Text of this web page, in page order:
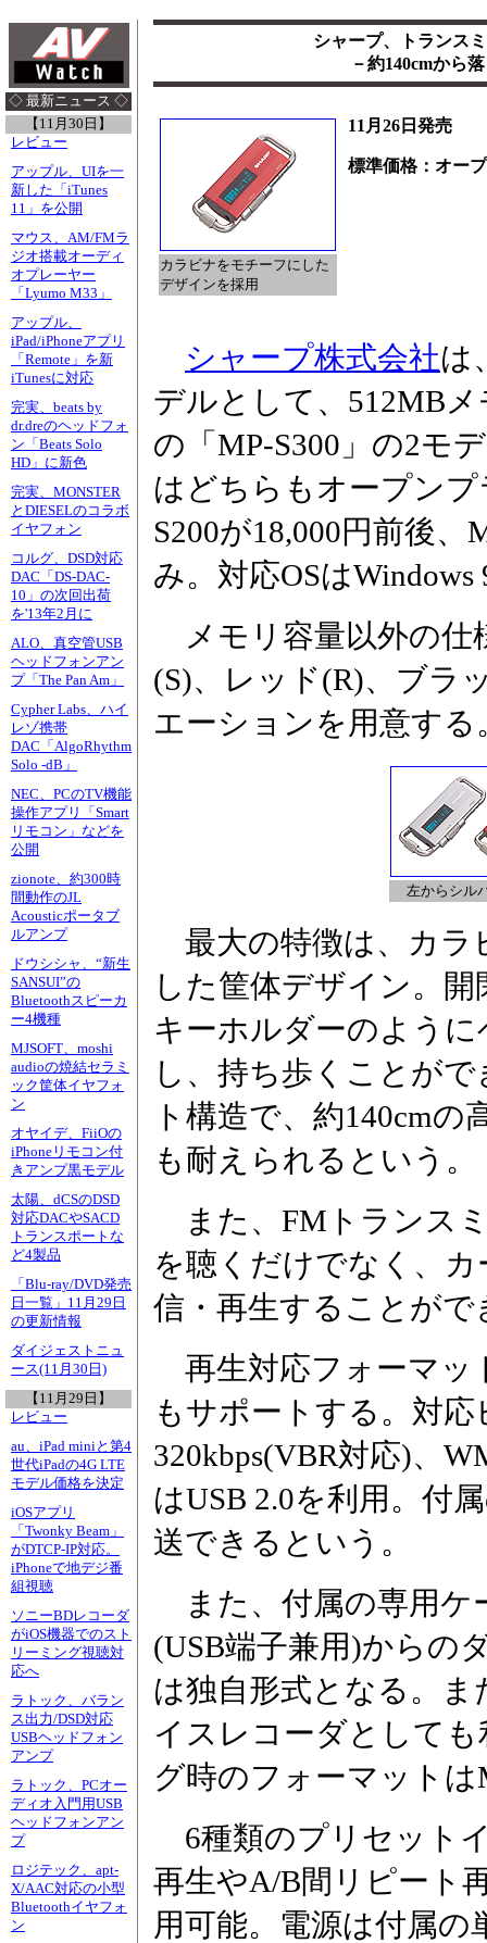
◇ 最新ニュース ◇
【11月30日】
レビュー
アップル、UIを一
新した「iTunes
11」を公開
マウス、AM/FMラ
ジオ搭載オーディ
オプレーヤー
「Lyumo M33」
アップル、
iPad/iPhoneアプリ
「Remote」を新
iTunesに対応
完実、beats by
dr.dreのヘッドフォ
ン「Beats Solo
HD」に新色
完実、MONSTER
とDIESELのコラボ
イヤフォン
コルグ、DSD対応
DAC「DS-DAC-
10」の次回出荷
を'13年2月に
ALO、真空管USB
ヘッドフォンアン
プ「The Pan Am」
Cypher Labs、ハイ
レゾ携帯
DAC「AlgoRhythm
Solo -dB」
NEC、PCのTV機能
操作アプリ「Smart
リモコン」などを
公開
zionote、約300時
間動作のJL
Acousticポータブ
ルアンプ
ドウシシャ、“新生
SANSUI”の
Bluetoothスピーカ
ー4機種
MJSOFT、moshi
audioの焼結セラミ
ック筐体イヤフォ
ン
オヤイデ、FiiOの
iPhoneリモコン付
きアンプ黒モデル
太陽、dCSのDSD
対応DACやSACD
トランスポートな
ど4製品
「Blu-ray/DVD発売
日一覧」11月29日
の更新情報
ダイジェストニュ
ース(11月30日)
【11月29日】
レビュー
au、iPad miniと第4
世代iPadの4G LTE
モデル価格を決定
iOSアプリ
「Twonky Beam」
がDTCP-IP対応。
iPhoneで地デジ番
組視聴
ソニーBDレコーダ
がiOS機器でのスト
リーミング視聴対
応へ
ラトック、バラン
ス出力/DSD対応
USBヘッドフォン
アンプ
ラトック、PCオー
ディオ入門用USB
ヘッドフォンアン
プ
ロジテック、apt-
X/AAC対応の小型
Bluetoothイヤフォ
ン
シャープ、トランス
－約140cmから
カラビナをモチーフにした
デザインを採用
11月26日発売
標準価格：オー
シャープ株式会社は
デルとして、512MB
の「MP-S300」の2モ
はどちらもオープン
S200が18,000円前後、
み。対応OSはWindows
メモリ容量以外の仕
(S)、レッド(R)、ブラ
エーションを用意する
左からシル
最大の特徴は、カラ
した筐体デザイン。
キーホルダーのよう
し、持ち歩くことが
ト構造で、約140cm
も耐えられるという。
また、FMトランス
を聴くだけでなく、
信・再生することがで
再生対応フォーマッ
もサポートする。対
320kbps(VBR対応)、
はUSB 2.0を利用。付
送できるという。
また、付属の専用ケ
(USB端子兼用)からの
は独自形式となる。
イスレコーダとして
グ時のフォーマットは
6種類のプリセット
再生やA/B間リピート
用可能。電源は付属の